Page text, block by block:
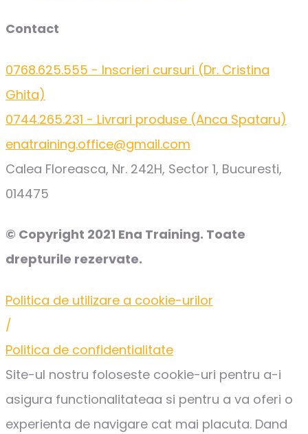
Contact
0768.625.555 - Inscrieri cursuri (Dr. Cristina
Ghita)
0744.265.231 - Livrari produse (Anca Spataru)
enatraining.office@gmail.com
Calea Floreasca, Nr. 242H, Sector 1, Bucuresti,
014475
© Copyright 2021 Ena Training. Toate
drepturile rezervate.
Politica de utilizare a cookie-urilor
/
Politica de confidentialitate
Site-ul nostru foloseste cookie-uri pentru a-i
asigura functionalitateaa si pentru a va oferi o
experienta de navigare cat mai placuta. Dand